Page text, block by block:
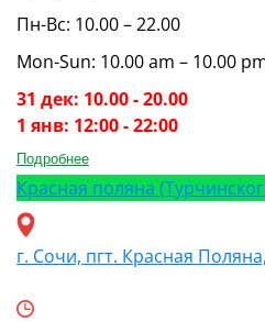
Пн-Вс: 10.00 – 22.00
Mon-Sun: 10.00 am – 10.00
31 дек: 10.00 - 20.00
1 янв: 12:00 - 22:00
Подробнее
Красная поляна
г. Сочи, пгт. Красная